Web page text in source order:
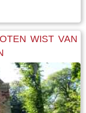
jaar in de
is. Zolang de
naam
de vis terplekke
waar.
ligt in het
en
WIST VAN